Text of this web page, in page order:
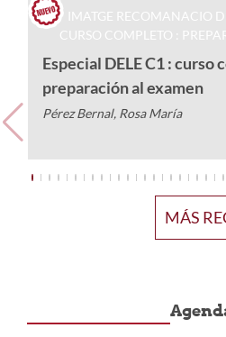
Especial DELE C1 : curso
preparación al examen
Pérez Bernal, Rosa María
MÁS